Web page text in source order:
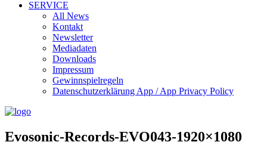
SERVICE
All News
Kontakt
Newsletter
Mediadaten
Downloads
Impressum
Gewinnspielregeln
Datenschutzerklärung App / App Privacy Policy
Evosonic-Records-EVO043-1920×1080